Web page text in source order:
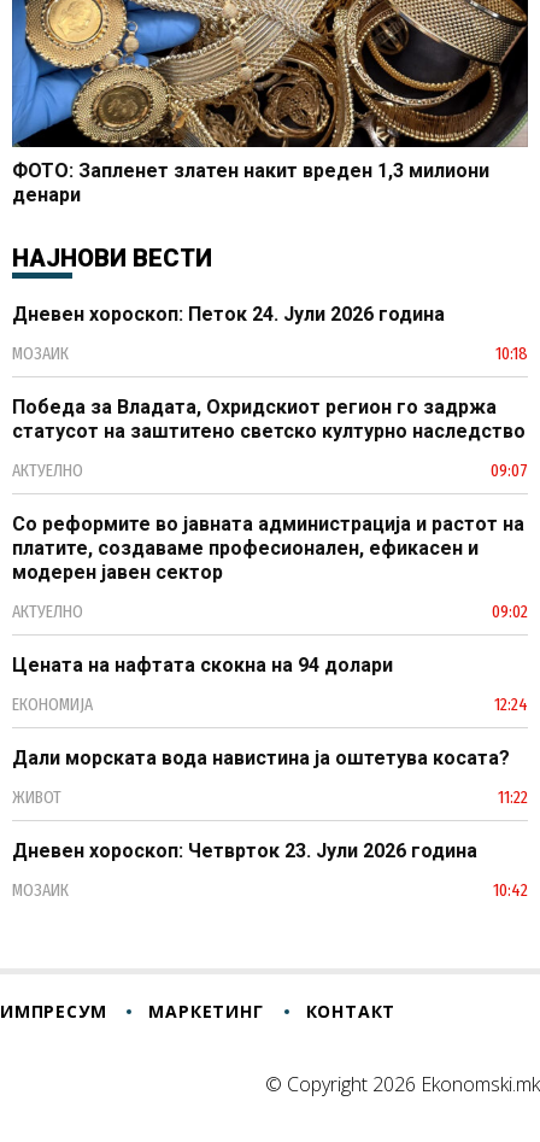
ФОТО: Запленет златен накит вреден 1,3 милиони
денари
НАЈНОВИ ВЕСТИ
Дневен хороскоп: Петок 24. Јули 2026 година
МОЗАИК 10:18
Победа за Владата, Охридскиот регион го задржа
статусот на заштитено светско културно наследство
АКТУЕЛНО 09:07
Со реформите во јавната администрација и растот на
платите, создаваме професионален, ефикасен и
модерен јавен сектор
АКТУЕЛНО 09:02
Цената на нафтата скокна на 94 долари
ЕКОНОМИЈА 12:24
Дали морската вода навистина ја оштетува косата?
ЖИВОТ 11:22
Дневен хороскоп: Четврток 23. Јули 2026 година
МОЗАИК 10:42
ИМПРЕСУМ МАРКЕТИНГ КОНТАКТ
© Copyright 2026 Ekonomski.mk